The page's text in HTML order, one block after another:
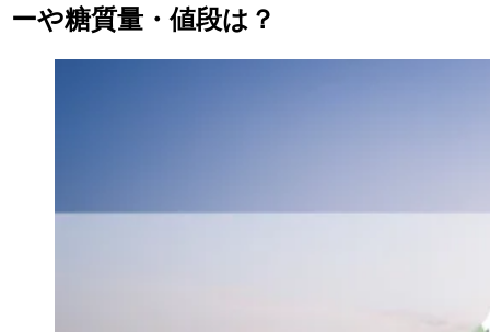
ーや糖質量・値段は？